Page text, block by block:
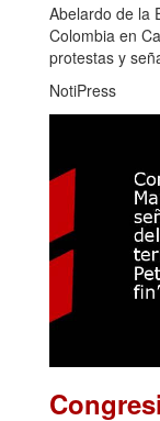
Abelardo de la
Colombia en
protestas y
NotiPress